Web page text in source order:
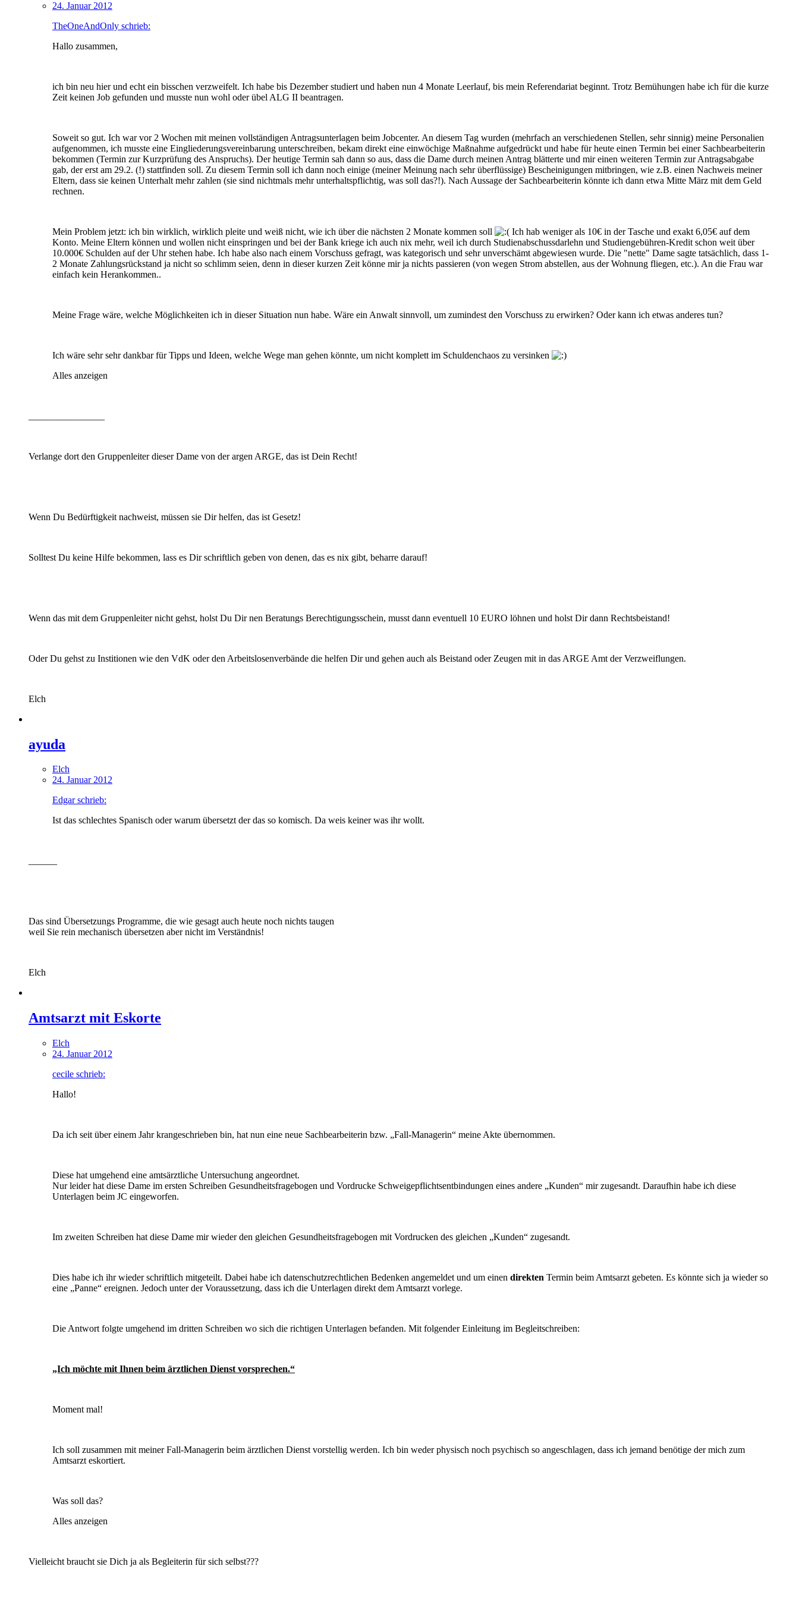
24. Januar 2012
TheOneAndOnly schrieb:
Hallo zusammen,
ich bin neu hier und echt ein bisschen verzweifelt. Ich habe bis Dezember studiert und haben nun 4 Monate Leerlauf, bis mein Referendariat beginnt. Trotz Bemühungen habe ich für die kurze
Zeit keinen Job gefunden und musste nun wohl oder übel ALG II beantragen.
Soweit so gut. Ich war vor 2 Wochen mit meinen vollständigen Antragsunterlagen beim Jobcenter. An diesem Tag wurden (mehrfach an verschiedenen Stellen, sehr sinnig) meine Personalien
aufgenommen, ich musste eine Eingliederungsvereinbarung unterschreiben, bekam direkt eine einwöchige Maßnahme aufgedrückt und habe für heute einen Termin bei einer Sachbearbeiterin
bekommen (Termin zur Kurzprüfung des Anspruchs). Der heutige Termin sah dann so aus, dass die Dame durch meinen Antrag blätterte und mir einen weiteren Termin zur Antragsabgabe
gab, der erst am 29.2. (!) stattfinden soll. Zu diesem Termin soll ich dann noch einige (meiner Meinung nach sehr überflüssige) Bescheinigungen mitbringen, wie z.B. einen Nachweis meiner
Eltern, dass sie keinen Unterhalt mehr zahlen (sie sind nichtmals mehr unterhaltspflichtig, was soll das?!). Nach Aussage der Sachbearbeiterin könnte ich dann etwa Mitte März mit dem Geld
rechnen.
Mein Problem jetzt: ich bin wirklich, wirklich pleite und weiß nicht, wie ich über die nächsten 2 Monate kommen soll
Ich hab weniger als 10€ in der Tasche und exakt 6,05€ auf dem
Konto. Meine Eltern können und wollen nicht einspringen und bei der Bank kriege ich auch nix mehr, weil ich durch Studienabschussdarlehn und Studiengebühren-Kredit schon weit über
10.000€ Schulden auf der Uhr stehen habe. Ich habe also nach einem Vorschuss gefragt, was kategorisch und sehr unverschämt abgewiesen wurde. Die "nette" Dame sagte tatsächlich, dass 1-
2 Monate Zahlungsrückstand ja nicht so schlimm seien, denn in dieser kurzen Zeit könne mir ja nichts passieren (von wegen Strom abstellen, aus der Wohnung fliegen, etc.). An die Frau war
einfach kein Herankommen..
Meine Frage wäre, welche Möglichkeiten ich in dieser Situation nun habe. Wäre ein Anwalt sinnvoll, um zumindest den Vorschuss zu erwirken? Oder kann ich etwas anderes tun?
Ich wäre sehr sehr dankbar für Tipps und Ideen, welche Wege man gehen könnte, um nicht komplett im Schuldenchaos zu versinken
Alles anzeigen
Verlange dort den Gruppenleiter dieser Dame von der argen ARGE, das ist Dein Recht!
Wenn Du Bedürftigkeit nachweist, müssen sie Dir helfen, das ist Gesetz!
Solltest Du keine Hilfe bekommen, lass es Dir schriftlich geben von denen, das es nix gibt, beharre darauf!
Wenn das mit dem Gruppenleiter nicht gehst, holst Du Dir nen Beratungs Berechtigungsschein, musst dann eventuell 10 EURO löhnen und holst Dir dann Rechtsbeistand!
Oder Du gehst zu Institionen wie den VdK oder den Arbeitslosenverbände die helfen Dir und gehen auch als Beistand oder Zeugen mit in das ARGE Amt der Verzweiflungen.
Elch
ayuda
Elch
24. Januar 2012
Edgar schrieb:
Ist das schlechtes Spanisch oder warum übersetzt der das so komisch. Da weis keiner was ihr wollt.
Das sind Übersetzungs Programme, die wie gesagt auch heute noch nichts taugen
weil Sie rein mechanisch übersetzen aber nicht im Verständnis!
Elch
Amtsarzt mit Eskorte
Elch
24. Januar 2012
cecile schrieb:
Hallo!
Da ich seit über einem Jahr krangeschrieben bin, hat nun eine neue Sachbearbeiterin bzw. „Fall-Managerin“ meine Akte übernommen.
Diese hat umgehend eine amtsärztliche Untersuchung angeordnet.
Nur leider hat diese Dame im ersten Schreiben Gesundheitsfragebogen und Vordrucke Schweigepflichtsentbindungen eines andere „Kunden“ mir zugesandt. Daraufhin habe ich diese
Unterlagen beim JC eingeworfen.
Im zweiten Schreiben hat diese Dame mir wieder den gleichen Gesundheitsfragebogen mit Vordrucken des gleichen „Kunden“ zugesandt.
Dies habe ich ihr wieder schriftlich mitgeteilt. Dabei habe ich datenschutzrechtlichen Bedenken angemeldet und um einen direkten Termin beim Amtsarzt gebeten. Es könnte sich ja wieder so
eine „Panne“ ereignen. Jedoch unter der Voraussetzung, dass ich die Unterlagen direkt dem Amtsarzt vorlege.
Die Antwort folgte umgehend im dritten Schreiben wo sich die richtigen Unterlagen befanden. Mit folgender Einleitung im Begleitschreiben:
„Ich möchte mit Ihnen beim ärztlichen Dienst vorsprechen.“
Moment mal!
Ich soll zusammen mit meiner Fall-Managerin beim ärztlichen Dienst vorstellig werden. Ich bin weder physisch noch psychisch so angeschlagen, dass ich jemand benötige der mich zum
Amtsarzt eskortiert.
Was soll das?
Alles anzeigen
Vielleicht braucht sie Dich ja als Begleiterin für sich selbst???